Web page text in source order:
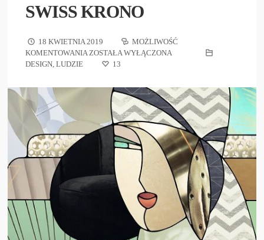
SWISS KRONO
18 KWIETNIA 2019
MOŻLIWOŚĆ
KOMENTOWANIA ZOSTAŁA WYŁĄCZONA
DESIGN ,LUDZIE 13